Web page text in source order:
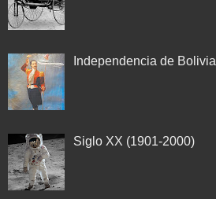
Independencia de Bolivia
Siglo XX (1901-2000)